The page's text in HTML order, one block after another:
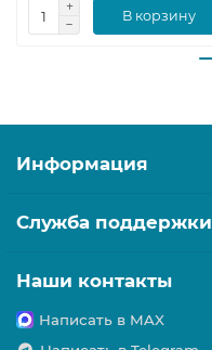
В корзину
Информация
Служба поддержки
Наши контакты
Написать в MAX